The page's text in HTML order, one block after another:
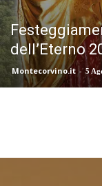
dell’Eterno
Montecorvino.it - 5